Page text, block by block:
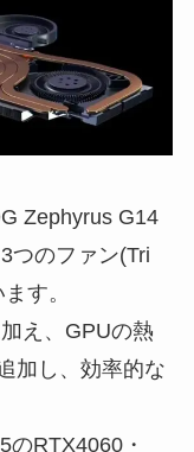
Zephyrus G14
つのファン(Tri
す。
え、GPUの熱
加し、効率的な
のRTX4060・